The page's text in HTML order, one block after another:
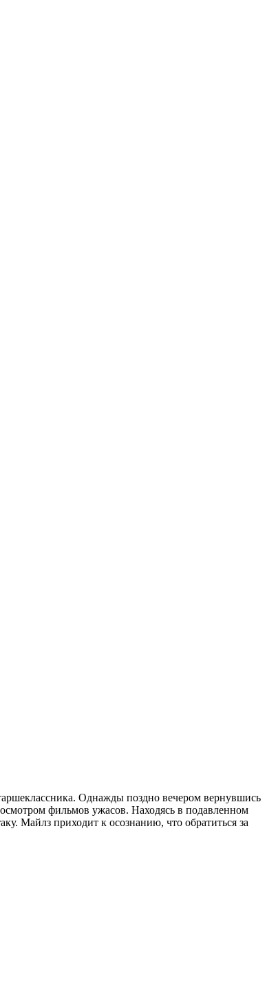
Однажды поздно вечером вернувшись
фильмов ужасов. Находясь в подавленном
Майлз приходит к осознанию, что обратиться за